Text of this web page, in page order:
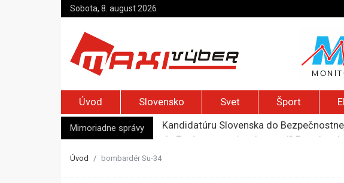
Sobota, 8. august 2026
Úvod Slovensko Svet Šport
Mimoriadne správy
Je Európa naozaj v ohrození? Pravda o
Úvod bombardér Su-34